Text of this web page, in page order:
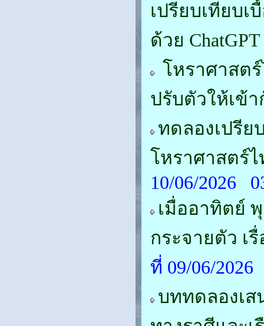
เปรียบเทียบเ
ด้วย ChatGPT
โหราศาสต
ปรับตัวให้เข้
ทดลองเปรี
โหราศาสตร์
10/06/2026
เมื่ออาทิตย์
กระจายตัว เ
ที่ 09/06/
บททดลองเส